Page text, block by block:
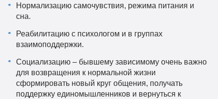
Нормализацию самочувствия, режима питания и
сна.
Реабилитацию с психологом и в группах
взаимоподдержки.
Социализацию – бывшему зависимому очень важно
для возвращения к нормальной жизни
сформировать новый круг общения, получать
поддержку единомышленников и вернуться к